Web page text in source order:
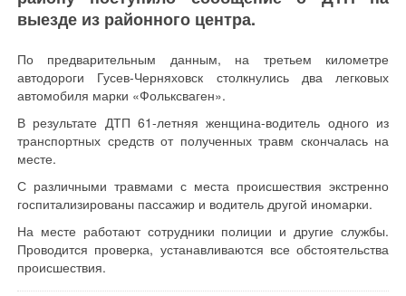
выезде из районного центра.
По предварительным данным, на третьем километре
автодороги Гусев-Черняховск столкнулись два легковых
автомобиля марки «Фольксваген».
В результате ДТП 61-летняя женщина-водитель одного из
транспортных средств от полученных травм скончалась на
месте.
С различными травмами с места происшествия экстренно
госпитализированы пассажир и водитель другой иномарки.
На месте работают сотрудники полиции и другие службы.
Проводится проверка, устанавливаются все обстоятельства
происшествия.